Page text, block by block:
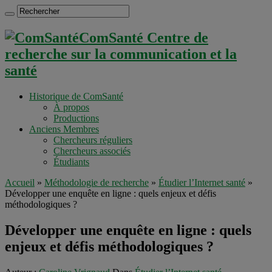
ComSanté Centre de
recherche sur la communication et la
santé
Historique de ComSanté
À propos
Productions
Anciens Membres
Chercheurs réguliers
Chercheurs associés
Étudiants
Accueil » Méthodologie de recherche » Étudier l’Internet santé »
Développer une enquête en ligne : quels enjeux et défis
méthodologiques ?
Développer une enquête en ligne : quels
enjeux et défis méthodologiques ?